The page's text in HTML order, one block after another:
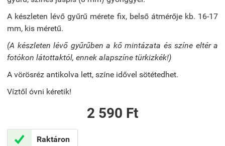
A készleten lévő gyűrű mérete fix, belső átmérője kb. 16-17
mm, kis méretű.
(A készleten lévő gyűrűben a kő mintázata és színe eltér a
fotókon látottaktól, ennek alapszíne türkizkék!)
A vörösréz antikolva lett, színe idővel sötétedhet.
Víztől óvni kéretik!
2 590 Ft
 Raktáron